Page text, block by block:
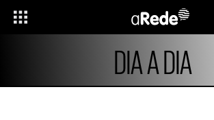
DIA A DIA